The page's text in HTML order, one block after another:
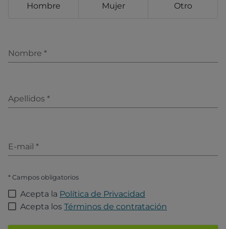
Hombre Mujer Otro
Nombre *
Apellidos *
E-mail *
* Campos obligatorios
Acepta la Política de Privacidad
Acepta los Términos de contratación